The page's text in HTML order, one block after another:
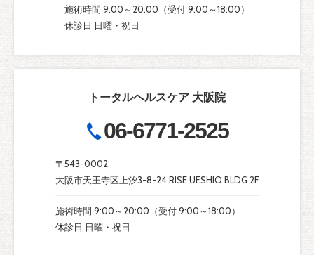
施術時間 9:00～20:00（受付 9:00～18:00）
休診日 日曜・祝日
トータルヘルスケア 大阪院
06-6771-2525
〒543-0002
大阪市天王寺区上汐3-8-24 RISE UESHIO BLDG 2F
施術時間 9:00～20:00（受付 9:00～18:00）
休診日 日曜・祝日